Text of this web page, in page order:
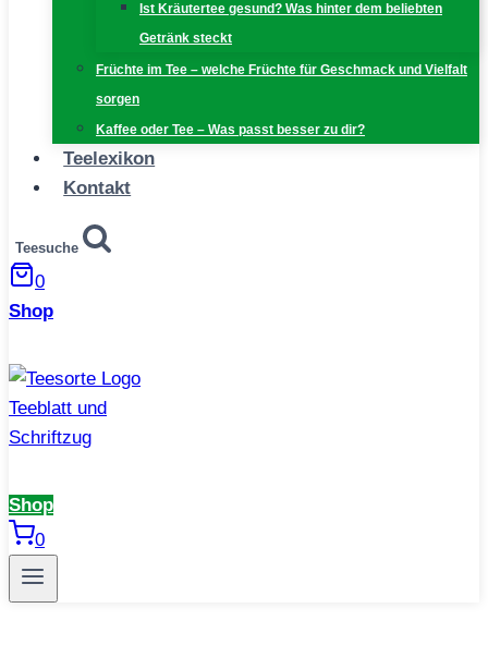
Ist Kräutertee gesund? Was hinter dem beliebten
Getränk steckt
Früchte im Tee – welche Früchte für Geschmack und Vielfalt
sorgen
Kaffee oder Tee – Was passt besser zu dir?
Teelexikon
Kontakt
Teesuche
0
Shop
Shop
0